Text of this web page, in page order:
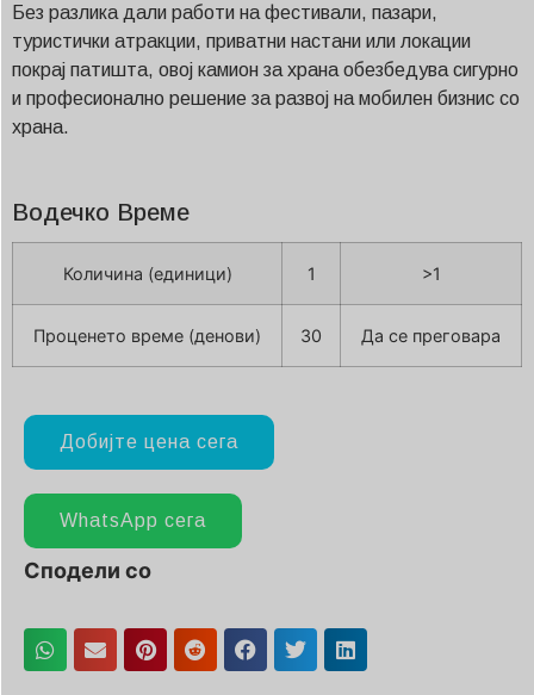
Без разлика дали работи на фестивали, пазари,
туристички атракции, приватни настани или локации
покрај патишта, овој камион за храна обезбедува сигурно
и професионално решение за развој на мобилен бизнис со
храна.
Водечко Време
Количина (единици) 1 >1
Проценето време (денови) 30 Да се преговара
Добијте цена сега
WhatsApp сега
Сподели со